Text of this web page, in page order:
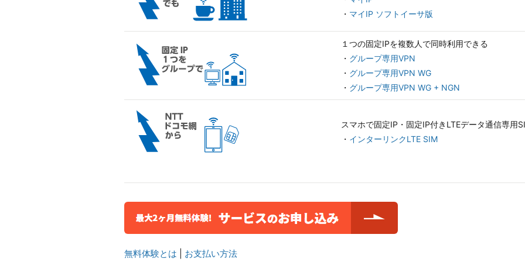
・ マイIP ソフトイーサ版
１つの固定IPを複数人で同時利用できる
・ グループ専用VPN
・ グループ専用VPN WG
・ グループ専用VPN WG + NGN
スマホで固定IP・固定IP付きLTEデータ通信専用
・ インターリンクLTE SIM
無料体験とは お支払い方法